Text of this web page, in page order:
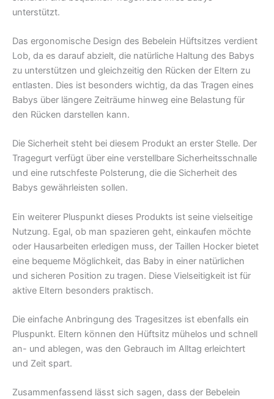
unterstützt.
Das ergonomische Design des Bebelein Hüftsitzes verdient
Lob, da es darauf abzielt, die natürliche Haltung des Babys
zu unterstützen und gleichzeitig den Rücken der Eltern zu
entlasten. Dies ist besonders wichtig, da das Tragen eines
Babys über längere Zeiträume hinweg eine Belastung für
den Rücken darstellen kann.
Die Sicherheit steht bei diesem Produkt an erster Stelle. Der
Tragegurt verfügt über eine verstellbare Sicherheitsschnalle
und eine rutschfeste Polsterung, die die Sicherheit des
Babys gewährleisten sollen.
Ein weiterer Pluspunkt dieses Produkts ist seine vielseitige
Nutzung. Egal, ob man spazieren geht, einkaufen möchte
oder Hausarbeiten erledigen muss, der Taillen Hocker bietet
eine bequeme Möglichkeit, das Baby in einer natürlichen
und sicheren Position zu tragen. Diese Vielseitigkeit ist für
aktive Eltern besonders praktisch.
Die einfache Anbringung des Tragesitzes ist ebenfalls ein
Pluspunkt. Eltern können den Hüftsitz mühelos und schnell
an- und ablegen, was den Gebrauch im Alltag erleichtert
und Zeit spart.
Zusammenfassend lässt sich sagen, dass der Bebelein